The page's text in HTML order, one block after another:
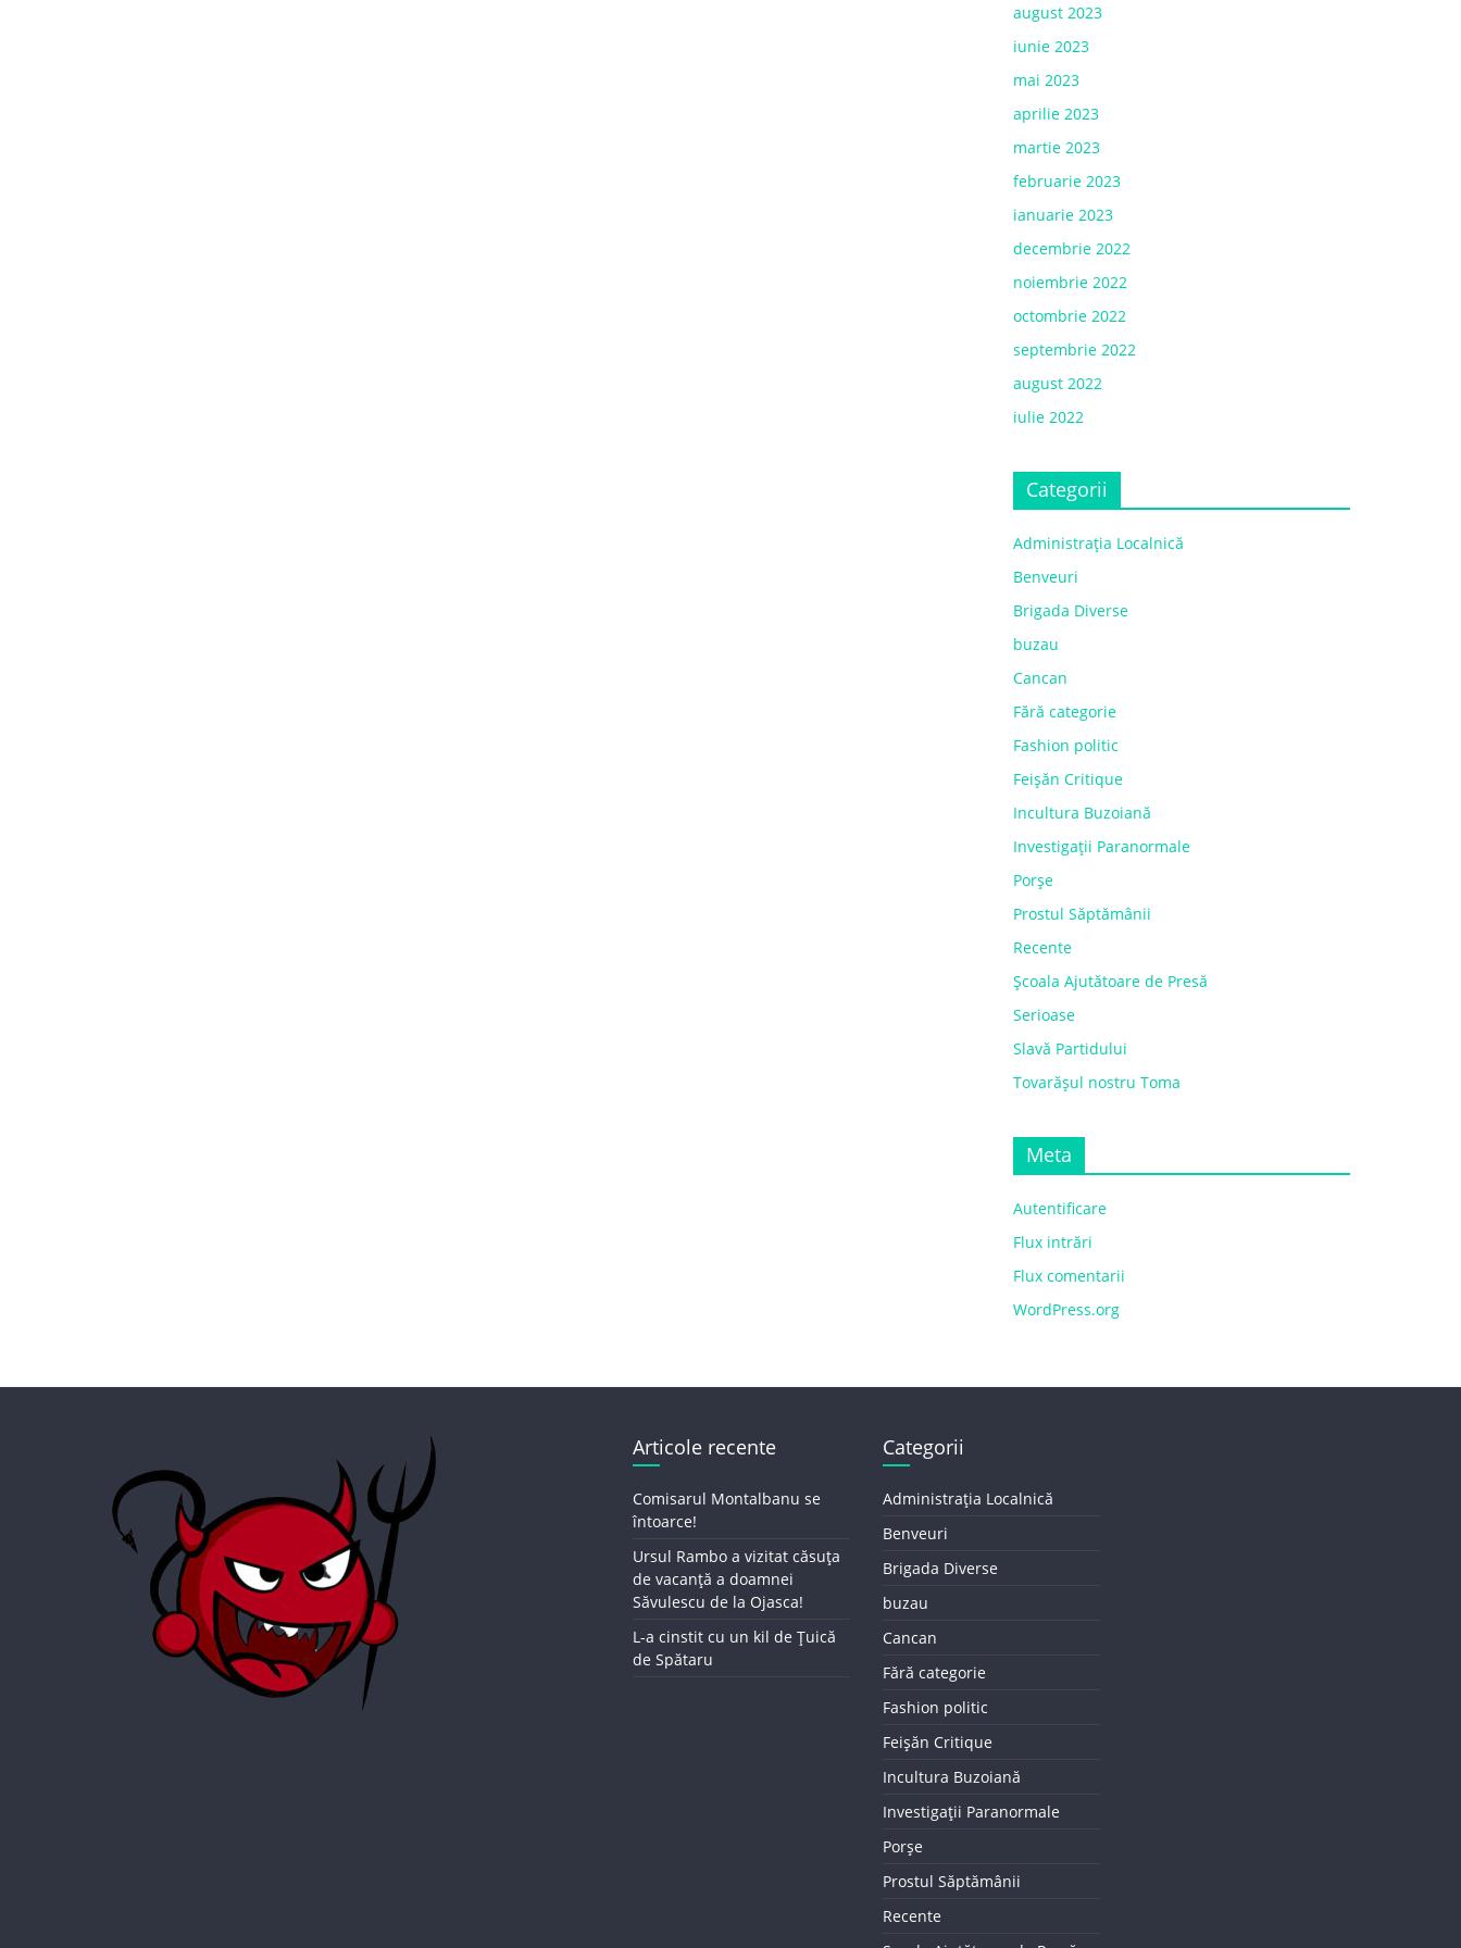
august 2023
iunie 2023
mai 2023
aprilie 2023
martie 2023
februarie 2023
ianuarie 2023
decembrie 2022
noiembrie 2022
octombrie 2022
septembrie 2022
august 2022
iulie 2022
Categorii
Administrația Localnică
Benveuri
Brigada Diverse
buzau
Cancan
Fără categorie
Fashion politic
Feișăn Critique
Incultura Buzoiană
Investigații Paranormale
Porșe
Prostul Săptămânii
Recente
Școala Ajutătoare de Presă
Serioase
Slavă Partidului
Tovarășul nostru Toma
Meta
Autentificare
Flux intrări
Flux comentarii
WordPress.org
Articole recente
Comisarul Montalbanu se
întoarce!
Ursul Rambo a vizitat căsuța
de vacanță a doamnei
Săvulescu de la Ojasca!
L-a cinstit cu un kil de Țuică
de Spătaru
Categorii
Administrația Localnică
Benveuri
Brigada Diverse
buzau
Cancan
Fără categorie
Fashion politic
Feișăn Critique
Incultura Buzoiană
Investigații Paranormale
Porșe
Prostul Săptămânii
Recente